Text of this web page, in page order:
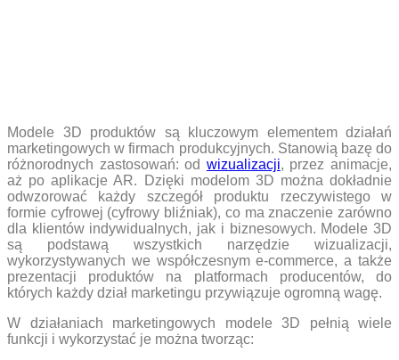
Modele 3D produktów są kluczowym elementem działań
marketingowych w firmach produkcyjnych. Stanowią bazę do
różnorodnych zastosowań: od wizualizacji, przez animacje,
aż po aplikacje AR. Dzięki modelom 3D można dokładnie
odwzorować każdy szczegół produktu rzeczywistego w
formie cyfrowej (cyfrowy bliźniak), co ma znaczenie zarówno
dla klientów indywidualnych, jak i biznesowych. Modele 3D
są podstawą wszystkich narzędzie wizualizacji,
wykorzystywanych we współczesnym e-commerce, a także
prezentacji produktów na platformach producentów, do
których każdy dział marketingu przywiązuje ogromną wagę.
W działaniach marketingowych modele 3D pełnią wiele
funkcji i wykorzystać je można tworząc: